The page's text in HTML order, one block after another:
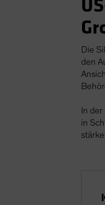
Die
den
In
in